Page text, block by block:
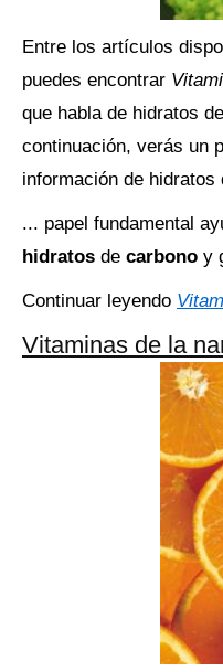
Entre los artículos
puedes encontrar
que habla de hidratos
continuación, verás un
información de hidratos
... papel fundamental
hidratos de carbono y
Continuar leyendo
Vitaminas de la